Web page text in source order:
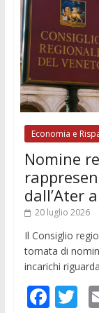
Economia e
Nomine
dall’Ater
20 luglio 2026
Il Consiglio
tornata di
incarichi
F T